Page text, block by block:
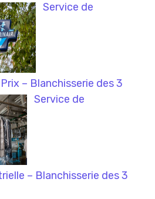
Service de
– Blanchisserie des 3
Service de
– Blanchisserie des 3